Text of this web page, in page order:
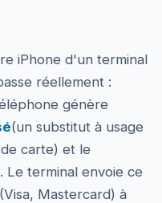
iPhone d'un terminal
réellement :
génère
(un substitut à usage
carte) et le
Le terminal envoie ce
Mastercard) à